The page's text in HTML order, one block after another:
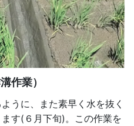
作業）
うに、また素早く水を抜く
す(６月下旬)。この作業を